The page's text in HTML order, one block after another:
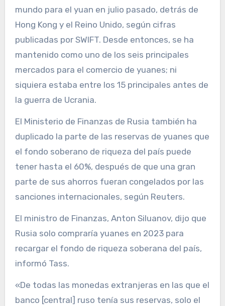
mundo para el yuan en julio pasado, detrás de
Hong Kong y el Reino Unido, según cifras
publicadas por SWIFT. Desde entonces, se ha
mantenido como uno de los seis principales
mercados para el comercio de yuanes; ni
siquiera estaba entre los 15 principales antes de
la guerra de Ucrania.
El Ministerio de Finanzas de Rusia también ha
duplicado la parte de las reservas de yuanes que
el fondo soberano de riqueza del país puede
tener hasta el 60%, después de que una gran
parte de sus ahorros fueran congelados por las
sanciones internacionales, según Reuters.
El ministro de Finanzas, Anton Siluanov, dijo que
Rusia solo compraría yuanes en 2023 para
recargar el fondo de riqueza soberana del país,
informó Tass.
«De todas las monedas extranjeras en las que el
banco [central] ruso tenía sus reservas, solo el